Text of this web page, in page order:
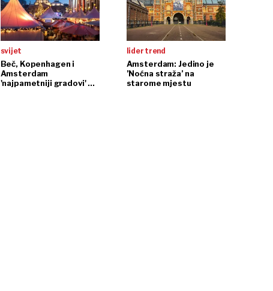
svijet
Beč, Kopenhagen i
Amsterdam
'najpametniji gradovi' na
lider trend
Amsterdam: Jedino je
’Noćna straža’ na
starome mjestu